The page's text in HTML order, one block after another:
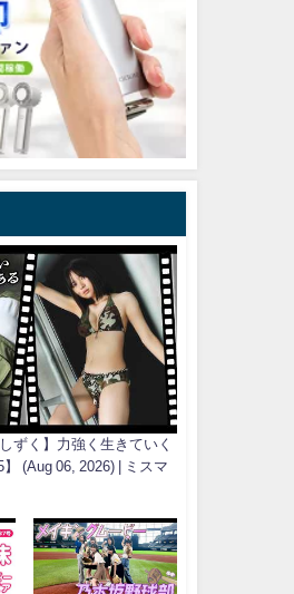
ずく】力強く生きていく
】 (Aug 06, 2026) | ミスマ